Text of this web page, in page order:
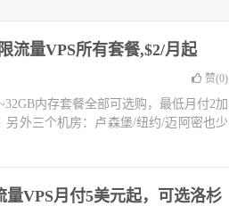
流量VPS所有套餐,$2/月起
赞(0)
内存套餐全部可选购，最低月付2加
另外三个机房：卢森堡/纽约/迈阿密也少
VPS月付5美元起，可选洛杉